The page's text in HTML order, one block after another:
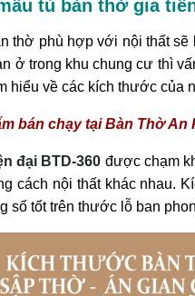
tủ bàn thờ gia
thờ phù hợp với nội thất
ở trong khu chung cư thì
hiểu về các kích thước của
bán chạy tại Bàn Thờ An
đại BTD-360 được chạm
cách nội thất khác nhau.
số tốt trên thước lỗ ban